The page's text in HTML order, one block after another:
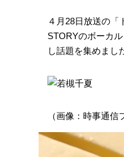
４月28日放送の
STORYのボーカ
し話題を集めまし
（画像：時事通信